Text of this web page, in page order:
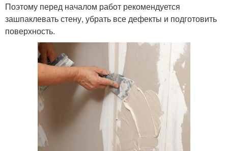
Поэтому перед началом работ рекомендуется
зашпаклевать стену, убрать все дефекты и подготовить
поверхность.